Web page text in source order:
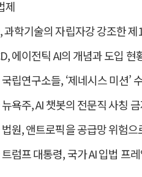
제
과학기술의 자립자강 강조한
에이전틱 AI의 개념과 도입 현
립연구소들, ‘제네시스 미션’
욕주, AI 챗봇의 전문직 사칭
원, 앤트로픽을 공급망 위험
럼프 대통령, 국가 AI 입법 프